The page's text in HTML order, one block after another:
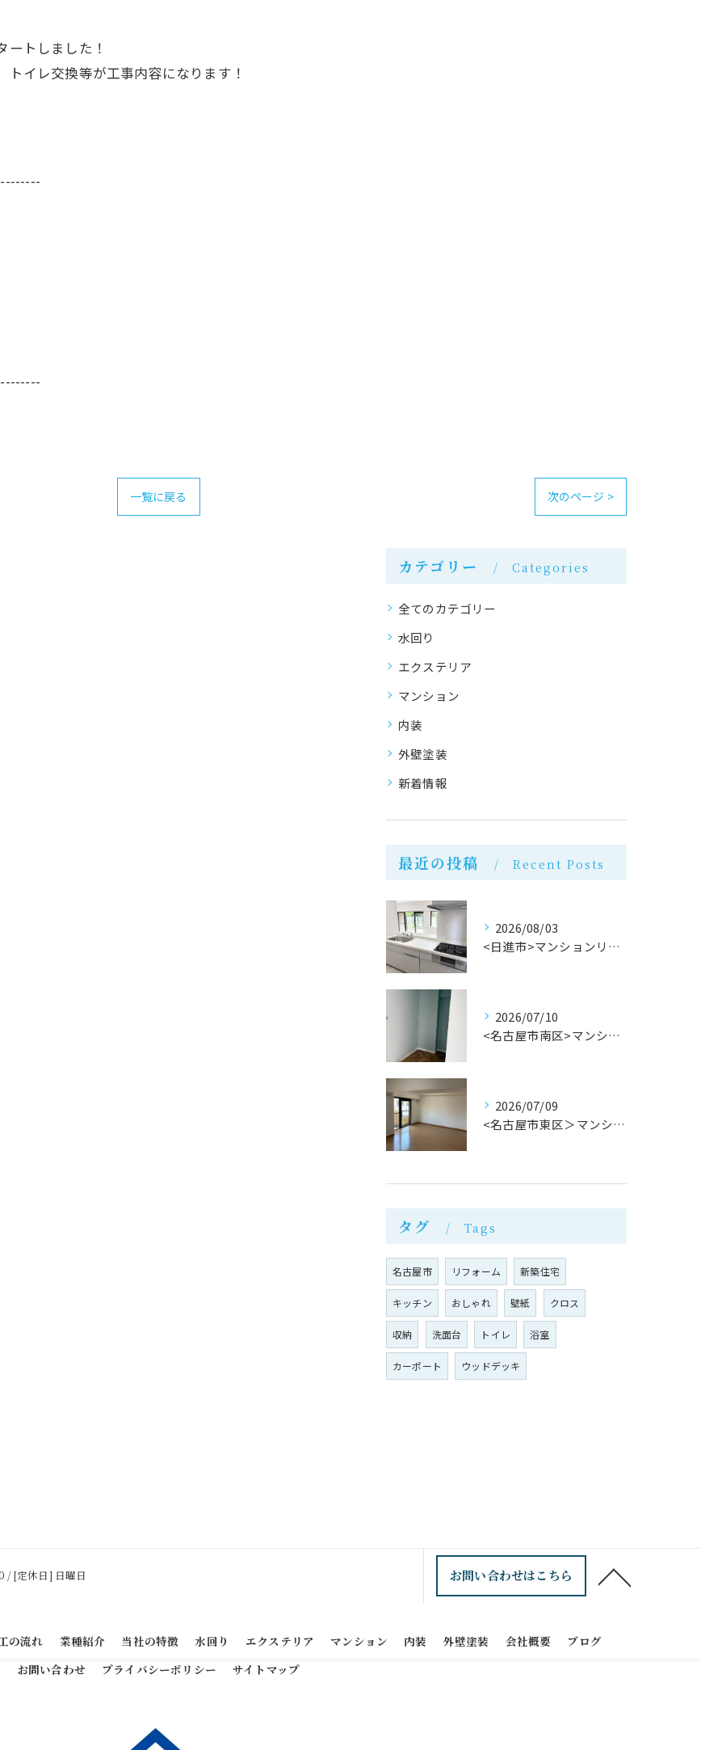
トしました！
イレ交換等が工事内容になります！
一覧に戻る 次のページ >
カテゴリー Categories
全てのカテゴリー
水回り
エクステリア
マンション
内装
外壁塗装
新着情報
最近の投稿 Recent Posts
2026/08/03
<日進市>マンションリフォーム完成！株式会社M・Mリフォーム
2026/07/10
<名古屋市南区>マンション内装工事完成！株式会社M・Mリフォーム
2026/07/09
<名古屋市東区＞マンションリフォーム完成！株式会社M・Mリフォーム
タグ Tags
名古屋市 リフォーム 新築住宅
キッチン おしゃれ 壁紙 クロス
収納 洗面台 トイレ 浴室
カーポート ウッドデッキ
/ [定休日] 日曜日 お問い合わせはこちら
の流れ 業種紹介 当社の特徴 水回り エクステリア マンション 内装 外壁塗装 会社概要
ブログ
お問い合わせ
プライバシーポリシー サイトマップ